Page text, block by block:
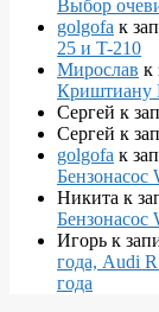
Выбор
golgofa к
25 и T-210
Мирослав к
Криштиану
Сергей к
Сергей к
golgofa к
Бензонасос
Никита к
Бензонасос
Игорь к
года, Audi
года